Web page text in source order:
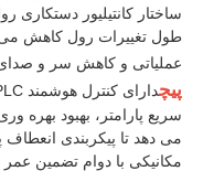
ماشین زرهی
ماشین بسته بندی
ساختار کانتیلیور دستکاری
طول تغییرات رول کاهش می
عملیاتی و کاهش سر و
پیچ
سریع پارامتر، بهبود بهره
می دهد تا پیکربندی
مکانیکی با دوام تضمین